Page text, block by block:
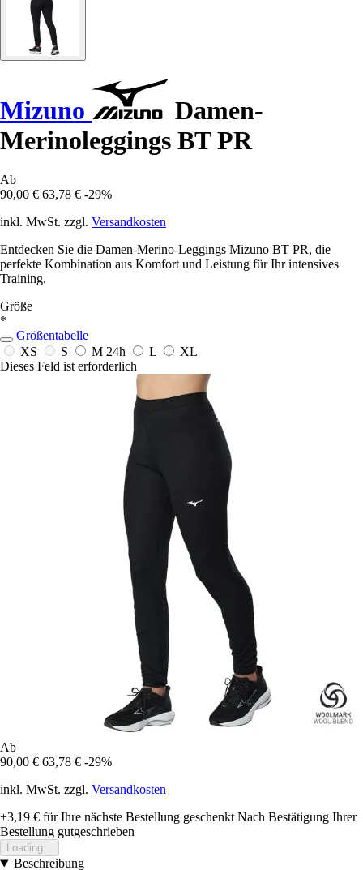
Mizuno
Damen-
Merinoleggings BT PR
Ab
90,00 € 63,78 € -29%
inkl. MwSt. zzgl. Versandkosten
Entdecken Sie die Damen-Merino-Leggings Mizuno BT PR, die
perfekte Kombination aus Komfort und Leistung für Ihr intensives
Training.
Größe
*
Größentabelle
XS
S M 24h L
XL
Dieses Feld ist erforderlich
Ab
90,00 € 63,78 € -29%
inkl. MwSt. zzgl. Versandkosten
+3,19 € für Ihre nächste Bestellung geschenkt Nach Bestätigung Ihrer
Bestellung gutgeschrieben
Loading...
Beschreibung